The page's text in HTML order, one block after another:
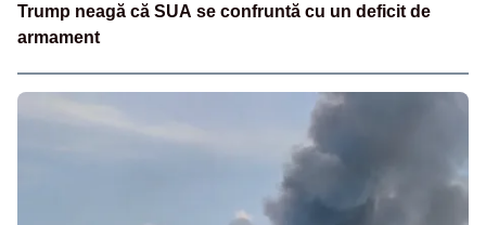
Trump neagă că SUA se confruntă cu un deficit de
armament